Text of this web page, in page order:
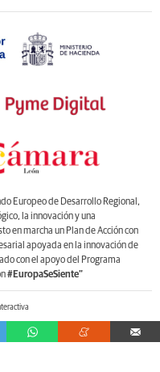
Europeo de Desarrollo Regional,
la innovación y una
en marcha un Plan de Acción con
apoyada en la innovación de
con el apoyo del Programa
#EuropaSeSiente”